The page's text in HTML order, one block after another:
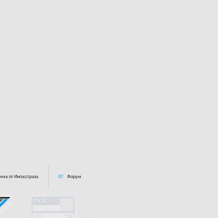
от Ингосстраха 07. Форум